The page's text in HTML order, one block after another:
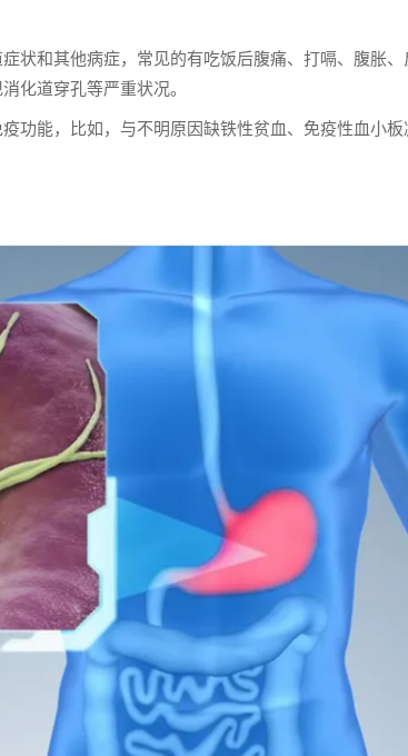
状和其他病症，常见的有吃饭后腹痛、打嗝、腹胀、
化道穿孔等严重状况。
功能，比如，与不明原因缺铁性贫血、免疫性血小板